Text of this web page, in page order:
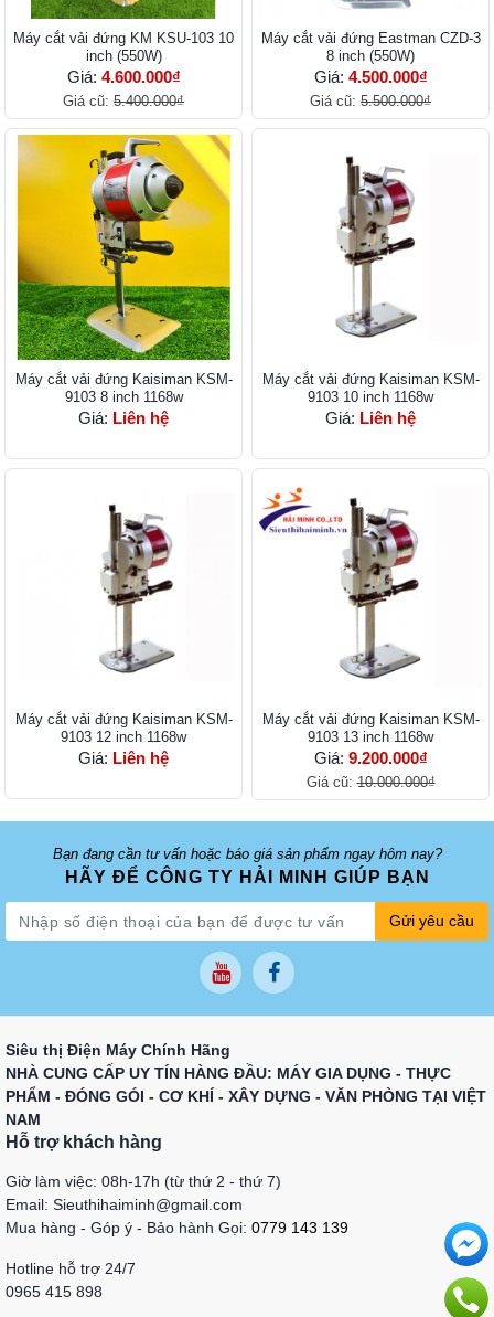
Máy cắt vải đứng KM KSU-103 10
inch (550W)
Giá: 4.600.000₫
Giá cũ: 5.400.000₫
Máy cắt vải đứng Eastman CZD-3
8 inch (550W)
Giá: 4.500.000₫
Giá cũ: 5.500.000₫
Máy cắt vải đứng Kaisiman KSM-
9103 8 inch 1168w
Giá: Liên hệ
Máy cắt vải đứng Kaisiman KSM-
9103 10 inch 1168w
Giá: Liên hệ
Máy cắt vải đứng Kaisiman KSM-
9103 12 inch 1168w
Giá: Liên hệ
Máy cắt vải đứng Kaisiman KSM-
9103 13 inch 1168w
Giá: 9.200.000₫
Giá cũ:10.000.000₫
Bạn đang cần tư vấn hoặc báo giá sản phẩm ngay hôm nay?
HÃY ĐỂ CÔNG TY HẢI MINH GIÚP BẠN
Gửi yêu cầu
Siêu thị Điện Máy Chính Hãng
NHÀ CUNG CẤP UY TÍN HÀNG ĐẦU: MÁY GIA DỤNG - THỰC
PHẨM - ĐÓNG GÓI - CƠ KHÍ - XÂY DỰNG - VĂN PHÒNG TẠI VIỆT
NAM
Hỗ trợ khách hàng
Giờ làm việc: 08h-17h (từ thứ 2 - thứ 7)
Email: Sieuthihaiminh@gmail.com
Mua hàng - Góp ý - Bảo hành Gọi: 0779 143 139
Hotline hỗ trợ 24/7
0965 415 898